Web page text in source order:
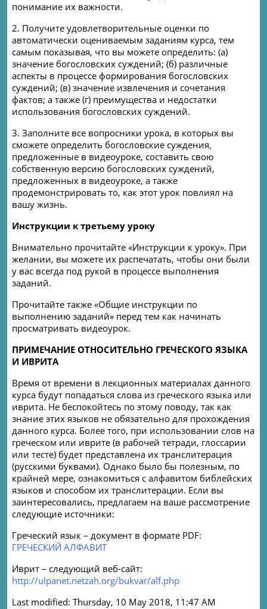
понимание их важности.
2. Получите удовлетворительные оценки по
автоматически оцениваемым заданиям курса, тем
самым показывая, что вы можете определить: (а)
значение богословских суждений; (б) различные
аспекты в процессе формирования богословских
суждений; (в) значение извлечения и сочетания
фактов; а также (г) преимущества и недостатки
использования богословских суждений.
3. Заполните все вопросники урока, в которых вы
сможете определить богословские суждения,
предложенные в видеоуроке, составить свою
собственную версию богословских суждений,
предложенных в видеоуроке, а также
продемонстрировать то, как этот урок повлиял на
вашу жизнь.
Инструкции к третьему уроку
Внимательно прочитайте «Инструкции к уроку». При
желании, вы можете их распечатать, чтобы они были
у вас всегда под рукой в процессе выполнения
заданий.
Прочитайте также «Общие инструкции по
выполнению заданий» перед тем как начинать
просматривать видеоурок.
ПРИМЕЧАНИЕ ОТНОСИТЕЛЬНО ГРЕЧЕСКОГО ЯЗЫКА
И ИВРИТА
Время от времени в лекционных материалах данного
курса будут попадаться слова из греческого языка или
иврита. Не беспокойтесь по этому поводу, так как
знание этих языков не обязательно для прохождения
данного курса. Более того, при использовании слов на
греческом или иврите (в рабочей тетради, глоссарии
или тесте) будет представлена их транслитерация
(русскими буквами). Однако было бы полезным, по
крайней мере, ознакомиться с алфавитом библейских
языков и способом их транслитерации. Если вы
заинтересовались, предлагаем на ваше рассмотрение
следующие источники:
Греческий язык – документ в формате PDF:
ГРЕЧЕСКИЙ АЛФАВИТ
Иврит – следующий веб-сайт:
http://ulpanet.netzah.org/bukvar/alf.php
Last modified: Thursday, 10 May 2018, 11:47 AM